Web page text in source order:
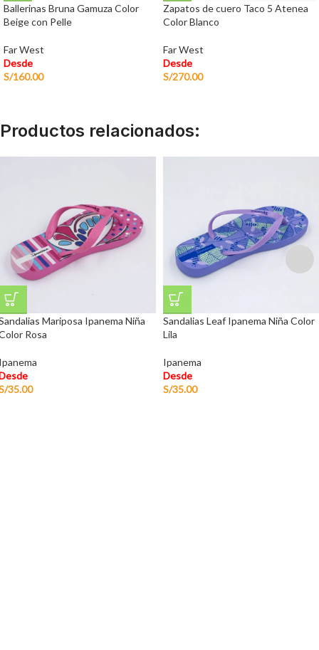
Ballerinas Bruna Gamuza Color
Beige con Pelle
Far West
Desde
S/160.00
Zapatos de cuero Taco 5 Atenea
Color Blanco
Far West
Desde
S/270.00
Productos relacionados:
Mariposa Ipanema Niña
Rosa
35.00
Sandalias Leaf Ipanema Niña Color
Lila
Ipanema
Desde
S/35.00